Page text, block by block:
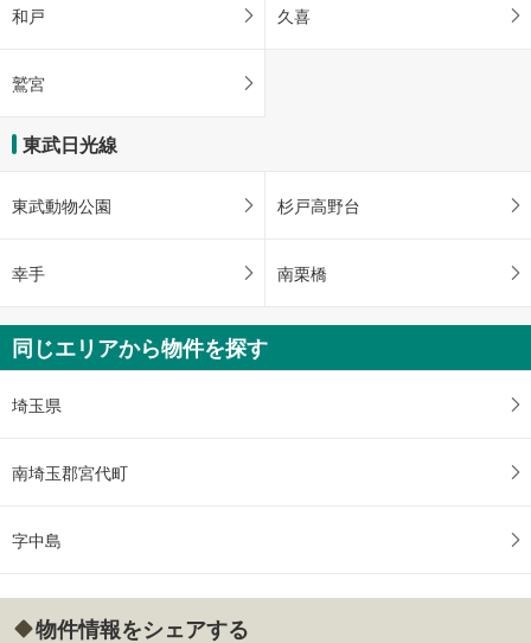
和戸 久喜
鷲宮
東武日光線
東武動物公園 杉戸高野台
幸手 南栗橋
同じエリアから物件を探す
埼玉県
南埼玉郡宮代町
字中島
物件情報をシェアする